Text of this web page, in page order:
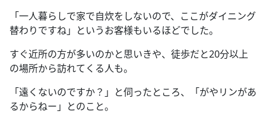
「一人暮らしで家で自炊をしないので、ここがダイニング
替わりですね」というお客様もいるほどでした。
すぐ近所の方が多いのかと思いきや、徒歩だと20分以上
の場所から訪れてくる人も。
「遠くないのですか？」と伺ったところ、「がやリンがあ
るからねー」とのこと。